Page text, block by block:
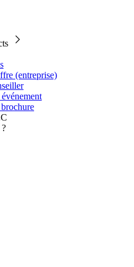
(entreprise)